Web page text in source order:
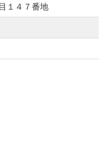
１４７番地